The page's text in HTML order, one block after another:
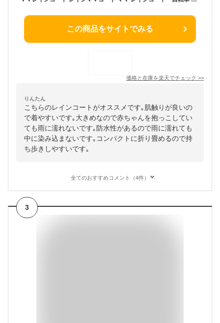
この商品をサイトでみる
価格と在庫を楽天でチェック >>
りんたん
こちらのレインコートがオススメです｡肌触りが良いの
で着やすいです｡大きめなので赤ちゃんを抱っこしてい
ても雨に濡れないです｡防水性があるので雨に濡れても
中に染み込まないです｡コンパクトに折り畳めるので持
ち歩きしやすいです｡
全てのおすすめコメント（4件）
3